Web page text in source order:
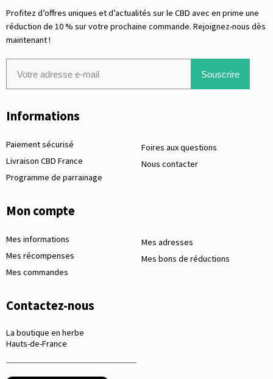
Profitez d’offres uniques et d’actualités sur le CBD avec en prime une
réduction de 10 % sur votre prochaine commande. Rejoignez-nous dès
maintenant !
Souscrire
Informations
Paiement sécurisé
Livraison CBD France
Programme de parrainage
Foires aux questions
Nous contacter
Mon compte
Mes informations
Mes récompenses
Mes commandes
Mes adresses
Mes bons de réductions
Contactez-nous
La boutique en herbe
Hauts-de-France